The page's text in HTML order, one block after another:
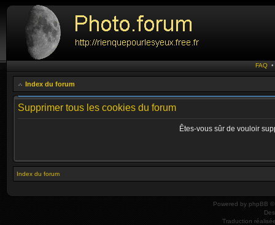
FAQ
Index du forum
Supprimer tous les cookies du forum
Êtes-vous sûr de vouloir
Index du forum
Powered by phpBB ©
Traduction